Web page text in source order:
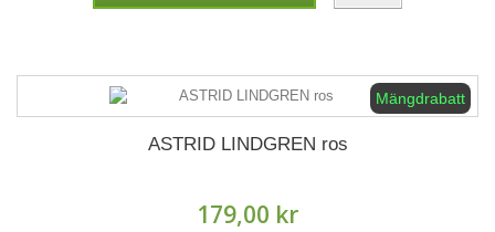
Mängdrabatt
ASTRID LINDGREN ros
179,00 kr